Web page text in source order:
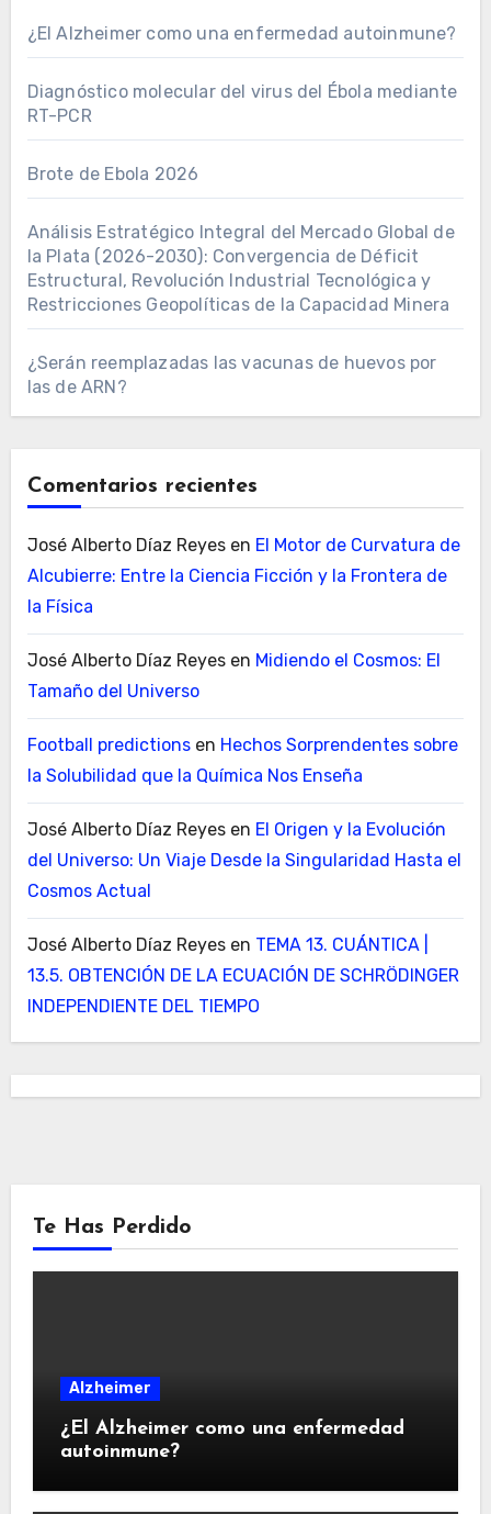
¿El Alzheimer como una enfermedad autoinmune?
Diagnóstico molecular del virus del Ébola mediante
RT-PCR
Brote de Ebola 2026
Análisis Estratégico Integral del Mercado Global de
la Plata (2026-2030): Convergencia de Déficit
Estructural, Revolución Industrial Tecnológica y
Restricciones Geopolíticas de la Capacidad Minera
¿Serán reemplazadas las vacunas de huevos por
las de ARN?
Comentarios recientes
José Alberto Díaz Reyesen El Motor de Curvatura de
Alcubierre: Entre la Ciencia Ficción y la Frontera de
la Física
José Alberto Díaz Reyesen Midiendo el Cosmos: El
Tamaño del Universo
Football predictionsen Hechos Sorprendentes sobre
la Solubilidad que la Química Nos Enseña
José Alberto Díaz Reyesen El Origen y la Evolución
del Universo: Un Viaje Desde la Singularidad Hasta el
Cosmos Actual
José Alberto Díaz Reyesen TEMA 13. CUÁNTICA |
13.5. OBTENCIÓN DE LA ECUACIÓN DE SCHRÖDINGER
INDEPENDIENTE DEL TIEMPO
Te Has Perdido
Alzheimer
¿El Alzheimer como una enfermedad
autoinmune?